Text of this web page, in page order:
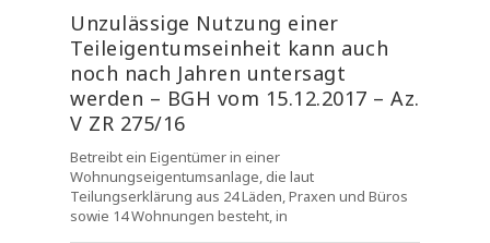
Unzulässige Nutzung einer
Teileigentumseinheit kann auch
noch nach Jahren untersagt
werden – BGH vom 15.12.2017 – Az.
V ZR 275/16
Betreibt ein Eigentümer in einer
Wohnungseigentumsanlage, die laut
Teilungserklärung aus 24 Läden, Praxen und Büros
sowie 14 Wohnungen besteht, in